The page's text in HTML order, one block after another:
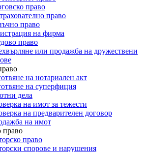
право
право
право
на фирма
право
или продажба на дружествени
на нотариален акт
на суперфиция
дела
на имот за тежести
на предварителен договор
на имот
право
право
спорове и нарушения